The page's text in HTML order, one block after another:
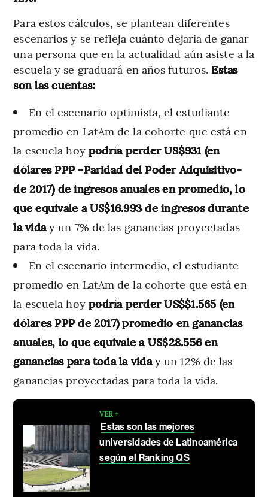
Para estos cálculos, se plantean diferentes
escenarios y se refleja cuánto dejaría de ganar
una persona que en la actualidad aún asiste a la
escuela y se graduará en años futuros. Estas
son las cuentas:
En el escenario optimista, el estudiante
promedio en LatAm de la cohorte que está en
la escuela hoy podría perder US$931 (en
dólares PPP -Paridad del Poder Adquisitivo-
de 2017) de ingresos anuales en promedio, lo
que equivale a US$16.993 de ingresos durante
la viday un 7% de las ganancias proyectadas
para toda la vida.
En el escenario intermedio, el estudiante
promedio en LatAm de la cohorte que está en
la escuela hoypodría perder US$$1.565 (en
dólares PPP de 2017) promedio en ganancias
anuales, lo que equivale a US$28.556 en
ganancias para toda la viday un 12% de las
ganancias proyectadas para toda la vida.
VER +
Estas son las mejores
universidades de Latinoamérica
según el Ranking QS